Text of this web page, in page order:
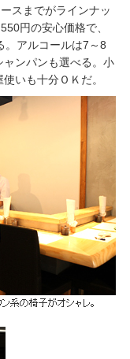
スまでがラインナッ
円の安心価格で、
。アルコールは7～8
ンパンも選べる。小
いも十分ＯＫだ。